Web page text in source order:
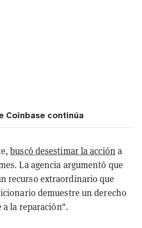
Coinbase continúa
buscó desestimar la acción a
La agencia argumentó que
recurso extraordinario que
demuestre un derecho
la reparación".